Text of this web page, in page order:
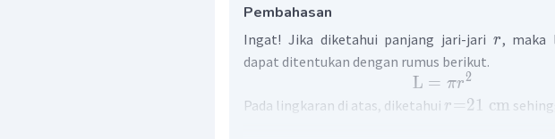
Pembahasan
Ingat! Jika diketahui panjang jari-jarir, maka
dapat ditentukan dengan rumus berikut.
L = πr2
Pada lingkaran di atas, diketahui r =21 cm